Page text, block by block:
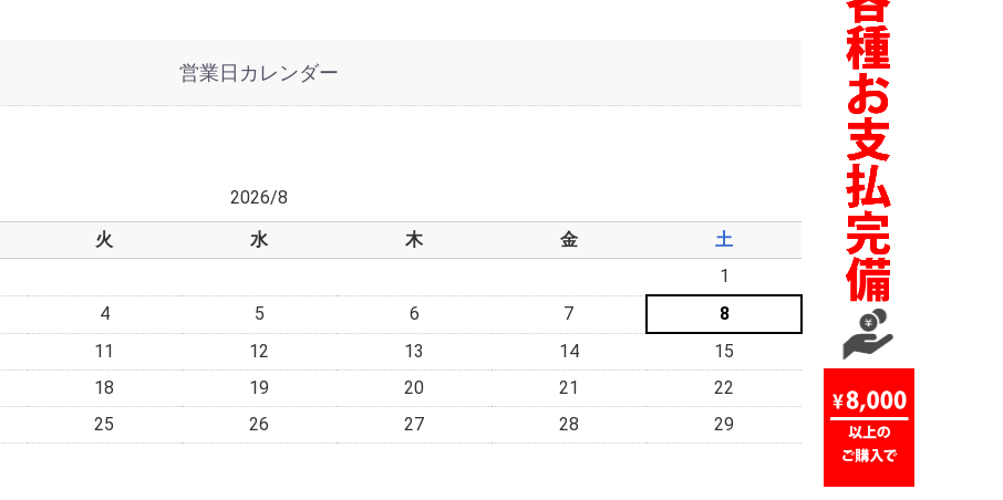
営業日カレンダー
2026/8
火 水 木 金
土
1
4 5 6 7
8
11 12 13 14
15
18 19 20 21
22
25 26 27 28
29